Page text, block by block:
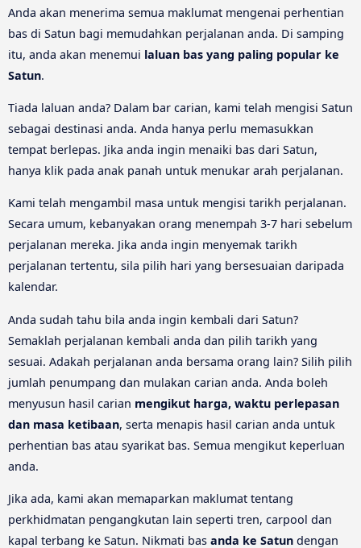
Anda akan menerima semua maklumat mengenai perhentian
bas di Satun bagi memudahkan perjalanan anda. Di samping
itu, anda akan menemui laluan bas yang paling popular ke
Satun.
Tiada laluan anda? Dalam bar carian, kami telah mengisi Satun
sebagai destinasi anda. Anda hanya perlu memasukkan
tempat berlepas. Jika anda ingin menaiki bas dari Satun,
hanya klik pada anak panah untuk menukar arah perjalanan.
Kami telah mengambil masa untuk mengisi tarikh perjalanan.
Secara umum, kebanyakan orang menempah 3-7 hari sebelum
perjalanan mereka. Jika anda ingin menyemak tarikh
perjalanan tertentu, sila pilih hari yang bersesuaian daripada
kalendar.
Anda sudah tahu bila anda ingin kembali dari Satun?
Semaklah perjalanan kembali anda dan pilih tarikh yang
sesuai. Adakah perjalanan anda bersama orang lain? Silih pilih
jumlah penumpang dan mulakan carian anda. Anda boleh
menyusun hasil carian mengikut harga, waktu perlepasan
dan masa ketibaan, serta menapis hasil carian anda untuk
perhentian bas atau syarikat bas. Semua mengikut keperluan
anda.
Jika ada, kami akan memaparkan maklumat tentang
perkhidmatan pengangkutan lain seperti tren, carpool dan
kapal terbang ke Satun. Nikmati bas anda ke Satun dengan